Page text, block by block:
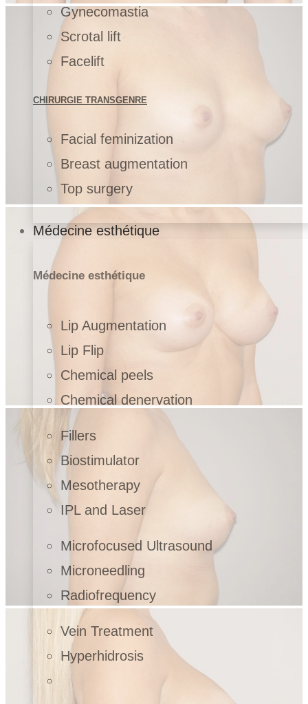
Gynecomastia
Scrotal lift
Facelift
CHIRURGIE TRANSGENRE
Facial feminization
Breast augmentation
Top surgery
Médecine esthétique
Médecine esthétique
Lip Augmentation
Lip Flip
Chemical peels
Chemical denervation
Fillers
Biostimulator
Mesotherapy
IPL and Laser
Microfocused Ultrasound
Microneedling
Radiofrequency
Vein Treatment
Hyperhidrosis